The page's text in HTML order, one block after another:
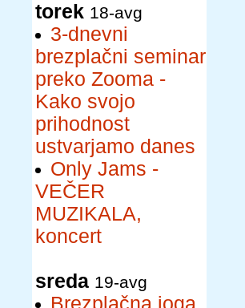
torek 18-avg
3-dnevni
brezplačni seminar
preko Zooma -
Kako svojo
prihodnost
ustvarjamo danes
Only Jams -
VEČER
MUZIKALA,
koncert
sreda 19-avg
Brezplačna joga